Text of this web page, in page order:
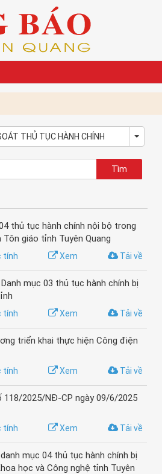
THỦ TỤC HÀNH CHÍNH
thủ tục hành chính nội bộ trong
giáo tỉnh Tuyên Quang
Tải về
Xem
tính
mục 03 thủ tục hành chính bị
Tải về
Xem
tính
triển khai thực hiện Công điện
Tải về
Xem
tính
118/2025/NĐ-CP ngày 09/6/2025
Tải về
Xem
tính
mục 04 thủ tục hành chính bị
học và Công nghệ tỉnh Tuyên